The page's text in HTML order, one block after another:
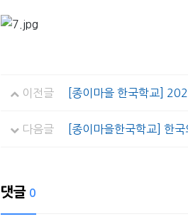
이전글 [종이마을 한국학교]
다음글 [종이마을한국학교] 한
댓글 0